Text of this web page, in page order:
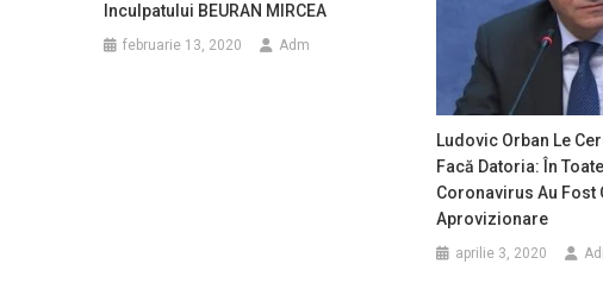
Inculpatului BEURAN MIRCEA
februarie 13, 2020 Adm
Ludovic Orban Le
Facă Datoria: În
Coronavirus Au Fost
Aprovizionare
aprilie 3, 2020